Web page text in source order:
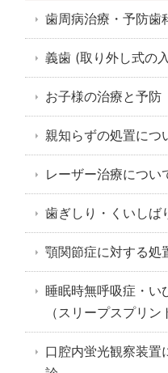
歯周病治療・予防歯
義歯 (取り外し式の
お子様の治療と予防
親知らずの処置につ
レーザー治療につい
歯ぎしり・くいしば
顎関節症に対する処
睡眠時無呼吸症・い
（スリープスプリン
口腔内蛍光観察装置